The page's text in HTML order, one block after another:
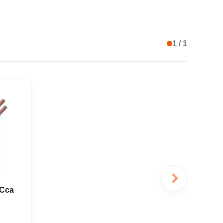
DE RÉACTION AU FEU SELON EN 13501-6
DE PRODUCTION DE
1 / 1